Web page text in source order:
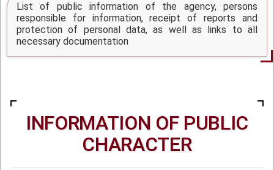
List of public information of the agency, persons
responsible for information, receipt of reports and
protection of personal data, as well as links to all
necessary documentation
INFORMATION OF PUBLIC
CHARACTER